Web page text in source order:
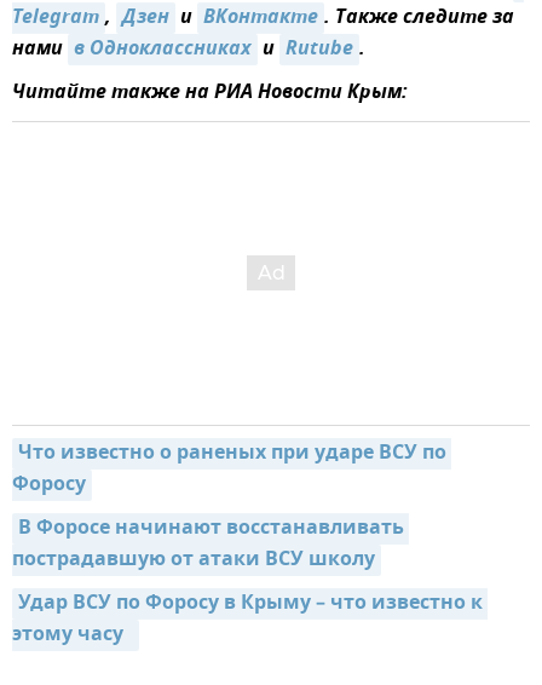
Telegram, Дзен и ВКонтакте. Также следите за
нами в Одноклассниках и Rutube.
Читайте также на РИА Новости Крым:
Что известно о раненых при ударе ВСУ по
Форосу
В Форосе начинают восстанавливать
пострадавшую от атаки ВСУ школу
Удар ВСУ по Форосу в Крыму – что известно к
этому часу